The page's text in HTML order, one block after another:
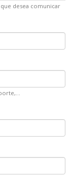
desea comunicar